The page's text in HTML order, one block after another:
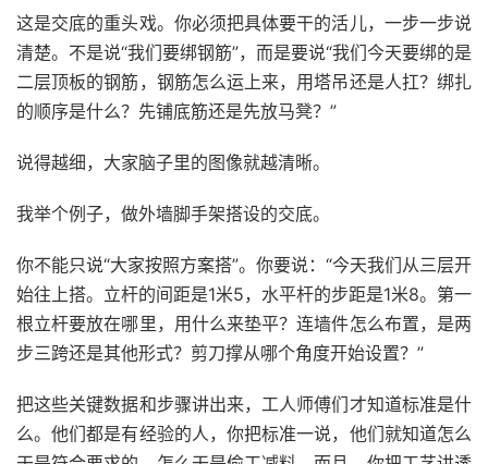
这是交底的重头戏。你必须把具体要干的活儿，一步一步说
清楚。不是说“我们要绑钢筋”，而是要说“我们今天要绑的是
二层顶板的钢筋，钢筋怎么运上来，用塔吊还是人扛？绑扎
的顺序是什么？先铺底筋还是先放马凳？”
说得越细，大家脑子里的图像就越清晰。
我举个例子，做外墙脚手架搭设的交底。
你不能只说“大家按照方案搭”。你要说：“今天我们从三层开
始往上搭。立杆的间距是1米5，水平杆的步距是1米8。第一
根立杆要放在哪里，用什么来垫平？连墙件怎么布置，是两
步三跨还是其他形式？剪刀撑从哪个角度开始设置？”
把这些关键数据和步骤讲出来，工人师傅们才知道标准是什
么。他们都是有经验的人，你把标准一说，他们就知道怎么